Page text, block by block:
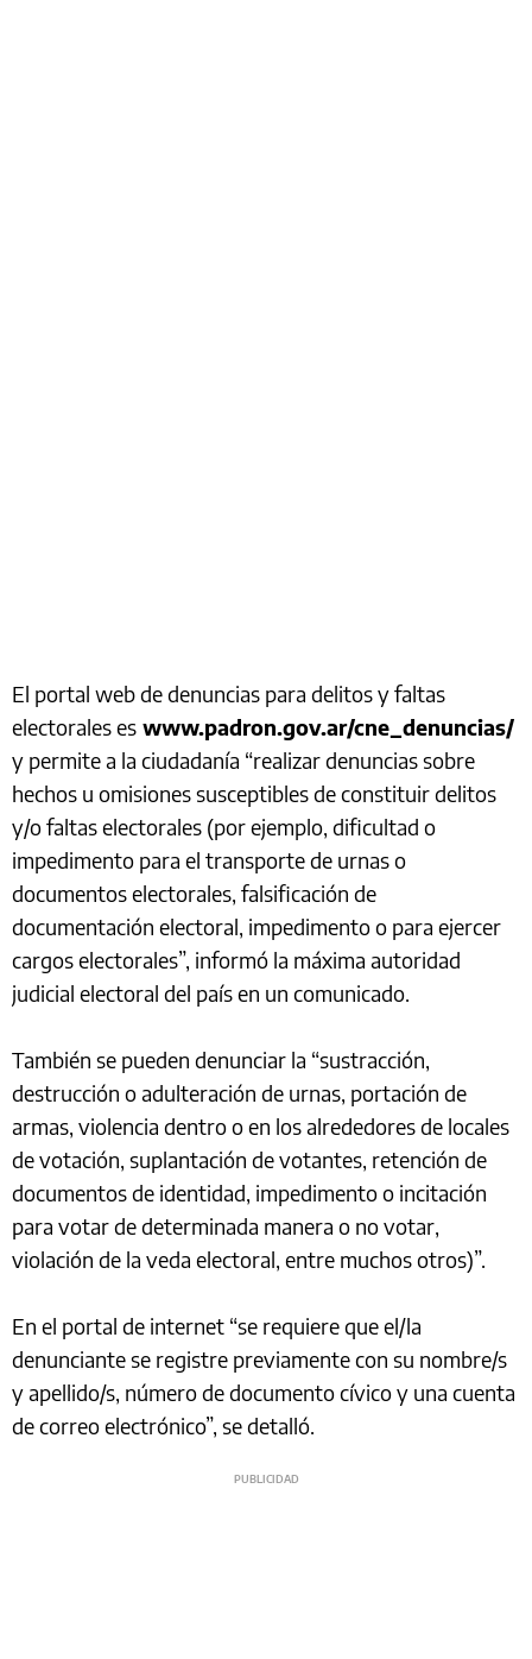
El portal web de denuncias para delitos y faltas
electorales es www.padron.gov.ar/cne_denuncias/
y permite a la ciudadanía “realizar denuncias sobre
hechos u omisiones susceptibles de constituir delitos
y/o faltas electorales (por ejemplo, dificultad o
impedimento para el transporte de urnas o
documentos electorales, falsificación de
documentación electoral, impedimento o para ejercer
cargos electorales”, informó la máxima autoridad
judicial electoral del país en un comunicado.
También se pueden denunciar la “sustracción,
destrucción o adulteración de urnas, portación de
armas, violencia dentro o en los alrededores de locales
de votación, suplantación de votantes, retención de
documentos de identidad, impedimento o incitación
para votar de determinada manera o no votar,
violación de la veda electoral, entre muchos otros)”.
En el portal de internet “se requiere que el/la
denunciante se registre previamente con su nombre/s
y apellido/s, número de documento cívico y una cuenta
de correo electrónico”, se detalló.